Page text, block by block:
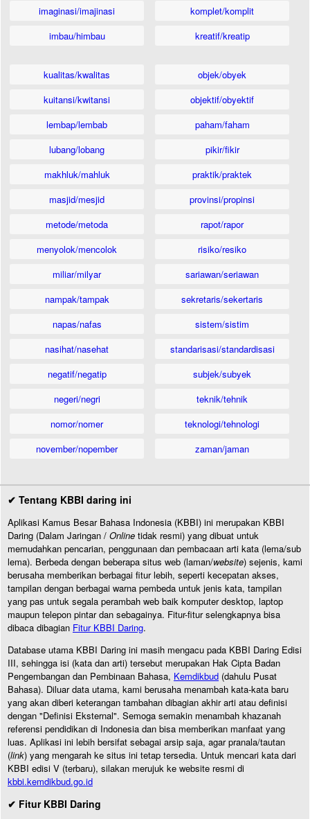
imaginasi/imajinasi
imbau/himbau
komplet/komplit
kreatif/kreatip
kualitas/kwalitas
kuitansi/kwitansi
lembap/lembab
lubang/lobang
makhluk/mahluk
masjid/mesjid
metode/metoda
menyolok/mencolok
miliar/milyar
nampak/tampak
napas/nafas
nasihat/nasehat
negatif/negatip
negeri/negri
nomor/nomer
november/nopember
objek/obyek
objektif/obyektif
paham/faham
pikir/fikir
praktik/praktek
provinsi/propinsi
rapot/rapor
risiko/resiko
sariawan/seriawan
sekretaris/sekertaris
sistem/sistim
standarisasi/standardisasi
subjek/subyek
teknik/tehnik
teknologi/tehnologi
zaman/jaman
✔ Tentang KBBI daring ini
Aplikasi Kamus Besar Bahasa Indonesia (KBBI) ini merupakan KBBI
Daring (Dalam Jaringan / Online tidak resmi) yang dibuat untuk
memudahkan pencarian, penggunaan dan pembacaan arti kata (lema/sub
lema). Berbeda dengan beberapa situs web (laman/website) sejenis, kami
berusaha memberikan berbagai fitur lebih, seperti kecepatan akses,
tampilan dengan berbagai warna pembeda untuk jenis kata, tampilan
yang pas untuk segala perambah web baik komputer desktop, laptop
maupun telepon pintar dan sebagainya. Fitur-fitur selengkapnya bisa
dibaca dibagian Fitur KBBI Daring.
Database utama KBBI Daring ini masih mengacu pada KBBI Daring Edisi
III, sehingga isi (kata dan arti) tersebut merupakan Hak Cipta Badan
Pengembangan dan Pembinaan Bahasa, Kemdikbud (dahulu Pusat
Bahasa). Diluar data utama, kami berusaha menambah kata-kata baru
yang akan diberi keterangan tambahan dibagian akhir arti atau definisi
dengan "Definisi Eksternal". Semoga semakin menambah khazanah
referensi pendidikan di Indonesia dan bisa memberikan manfaat yang
luas. Aplikasi ini lebih bersifat sebagai arsip saja, agar pranala/tautan
(link) yang mengarah ke situs ini tetap tersedia. Untuk mencari kata dari
KBBI edisi V (terbaru), silakan merujuk ke website resmi di
kbbi.kemdikbud.go.id
✔ Fitur KBBI Daring